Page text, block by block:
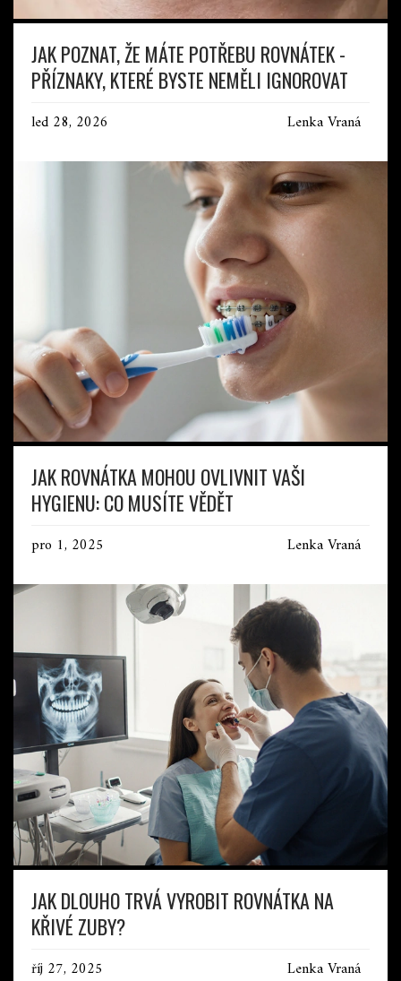
JAK POZNAT, ŽE MÁTE POTŘEBU ROVNÁTEK -
PŘÍZNAKY, KTERÉ BYSTE NEMĚLI IGNOROVAT
led 28, 2026 Lenka Vraná
JAK ROVNÁTKA MOHOU OVLIVNIT VAŠI
HYGIENU: CO MUSÍTE VĚDĚT
pro 1, 2025 Lenka Vraná
JAK DLOUHO TRVÁ VYROBIT ROVNÁTKA NA
KŘIVÉ ZUBY?
říj 27, 2025 Lenka Vraná